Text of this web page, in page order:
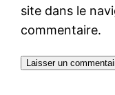
site dans le
commentaire.